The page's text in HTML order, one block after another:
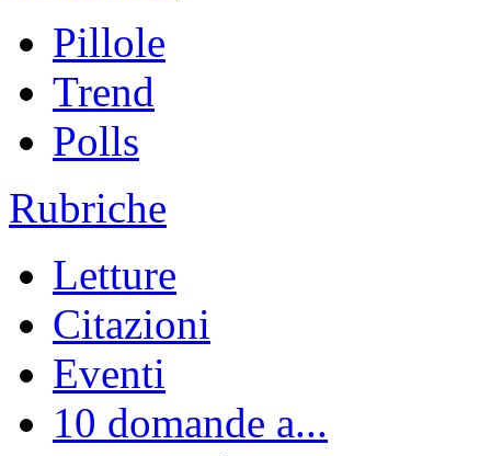
Pillole
Trend
Polls
Rubriche
Letture
Citazioni
Eventi
10 domande a...